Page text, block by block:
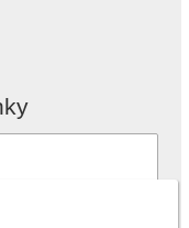
osobných